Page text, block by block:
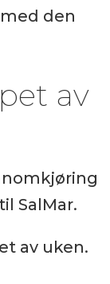
den
av
SalMar.
av uken.